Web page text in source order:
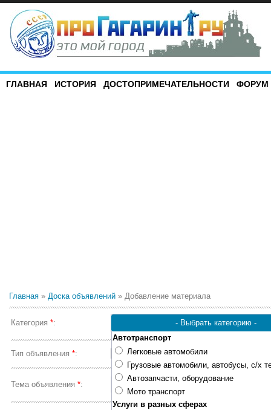
ГЛАВНАЯ ИСТОРИЯ ДОСТОПРИМЕЧАТЕЛЬНОСТИ ФОРУМ
Главная » Доска объявлений » Добавление материала
Категория *:
Автотранспорт
Легковые автомобили
Грузовые автомобили, автобусы, с/х
Автозапчасти, оборудование
Мото транспорт
Услуги в разных сферах
Тип объявления *:
Тема объявления *: